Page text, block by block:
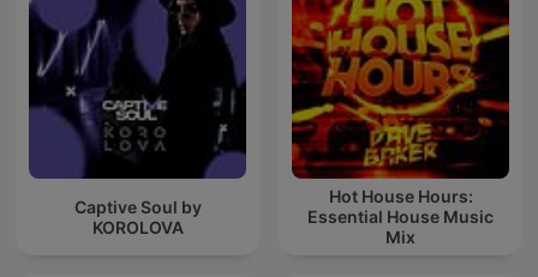
Captive Soul by
KOROLOVA
Hot House Hours:
Essential House Music
Mix